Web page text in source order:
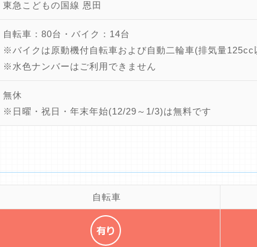
東急こどもの国線 恩田
自転車：80台・バイク：14台
※バイクは原動機付自転車および自動二輪車(排気量125cc
※水色ナンバーはご利用できません
無休
※日曜・祝日・年末年始(12/29～1/3)は無料です
自転車